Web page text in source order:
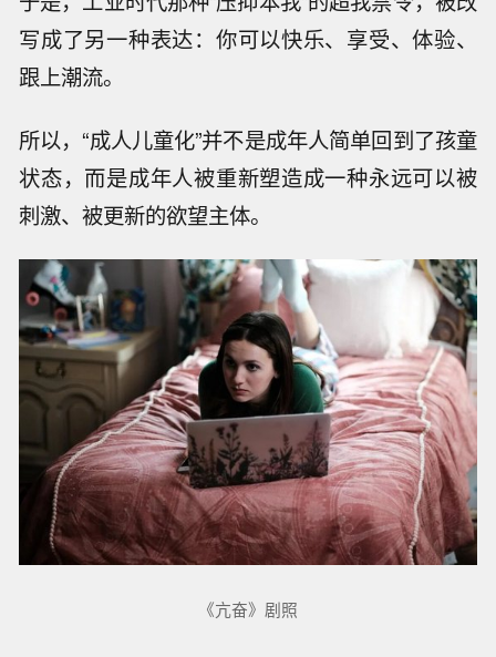
写成了另一种表达：你可以快乐、享受、体验、
跟上潮流。
所以，“成人儿童化”并不是成年人简单回到了孩童
状态，而是成年人被重新塑造成一种永远可以被
刺激、被更新的欲望主体。
《亢奋》剧照